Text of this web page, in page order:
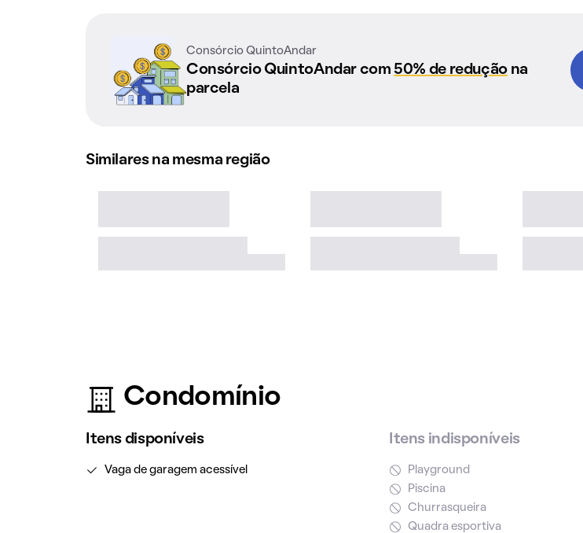
Consórcio QuintoAndar
Consórcio QuintoAndar com 50% de reduçãona
parcela
Similares na mesma região
Condomínio
Itens disponíveis
Vaga de garagem acessível
Itens indisponíveis
Playground
Piscina
Churrasqueira
Quadra esportiva